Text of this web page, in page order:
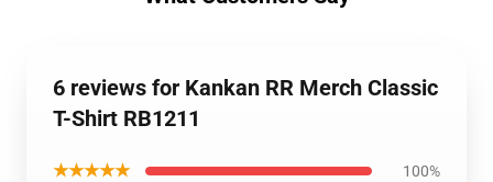
6 reviews for Kankan RR Merch Classic
T-Shirt RB1211
★★★★★ 100%